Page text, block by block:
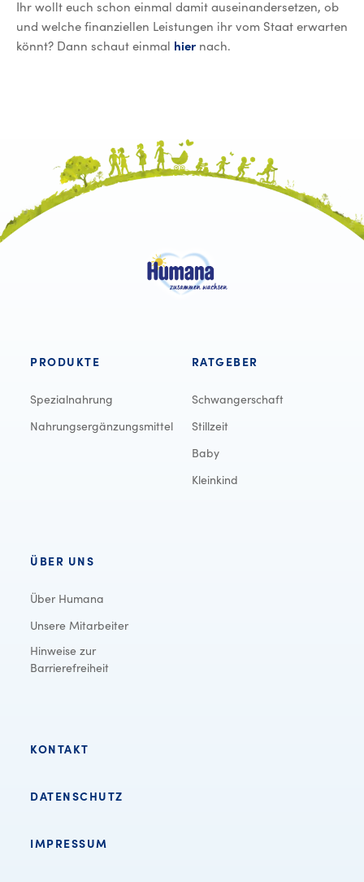
Ihr wollt euch schon einmal damit auseinandersetzen, ob
und welche finanziellen Leistungen ihr vom Staat erwarten
könnt? Dann schaut einmal hier nach.
PRODUKTE
Spezialnahrung
Nahrungsergänzungsmittel
RATGEBER
Schwangerschaft
Stillzeit
Baby
Kleinkind
ÜBER UNS
Über Humana
Unsere Mitarbeiter
Hinweise zur
Barrierefreiheit
KONTAKT
DATENSCHUTZ
IMPRESSUM